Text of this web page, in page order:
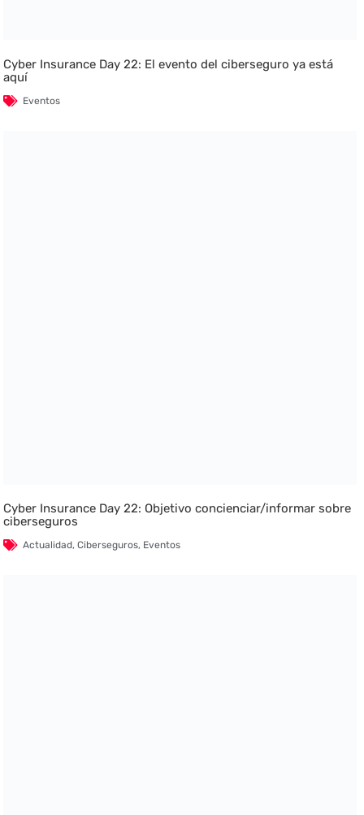
Cyber Insurance Day 22: El evento del ciberseguro ya está
aquí
Eventos
Cyber Insurance Day 22: Objetivo concienciar/informar sobre
ciberseguros
Actualidad,Ciberseguros, Eventos